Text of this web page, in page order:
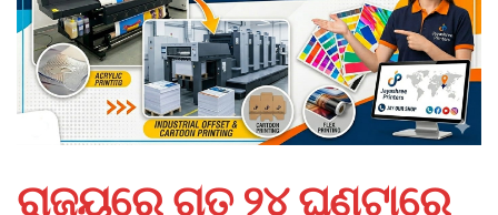
ରାଜ୍ୟରେ ଗତ ୨୪ ଘଣ୍ଟାରେ